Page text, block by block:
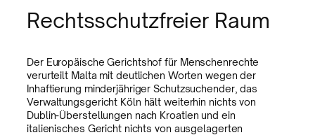
Rechtsschutzfreier Raum
Der Europäische Gerichtshof für Menschenrechte
verurteilt Malta mit deutlichen Worten wegen der
Inhaftierung minderjähriger Schutzsuchender, das
Verwaltungsgericht Köln hält weiterhin nichts von
Dublin-Überstellungen nach Kroatien und ein
italienisches Gericht nichts von ausgelagerten